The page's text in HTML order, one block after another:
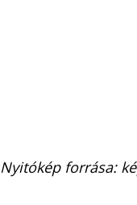
Nyitókép forrása: